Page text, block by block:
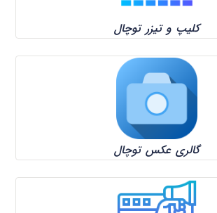
کلیپ و تیزر توچال
گالری عکس توچال